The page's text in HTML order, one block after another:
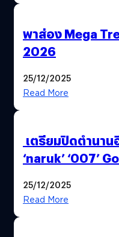
พาส่อง Mega
2026
25/12/2025
Read More
เตรียมปิดตำนาน
‘naruk’ ‘007’
25/12/2025
Read More